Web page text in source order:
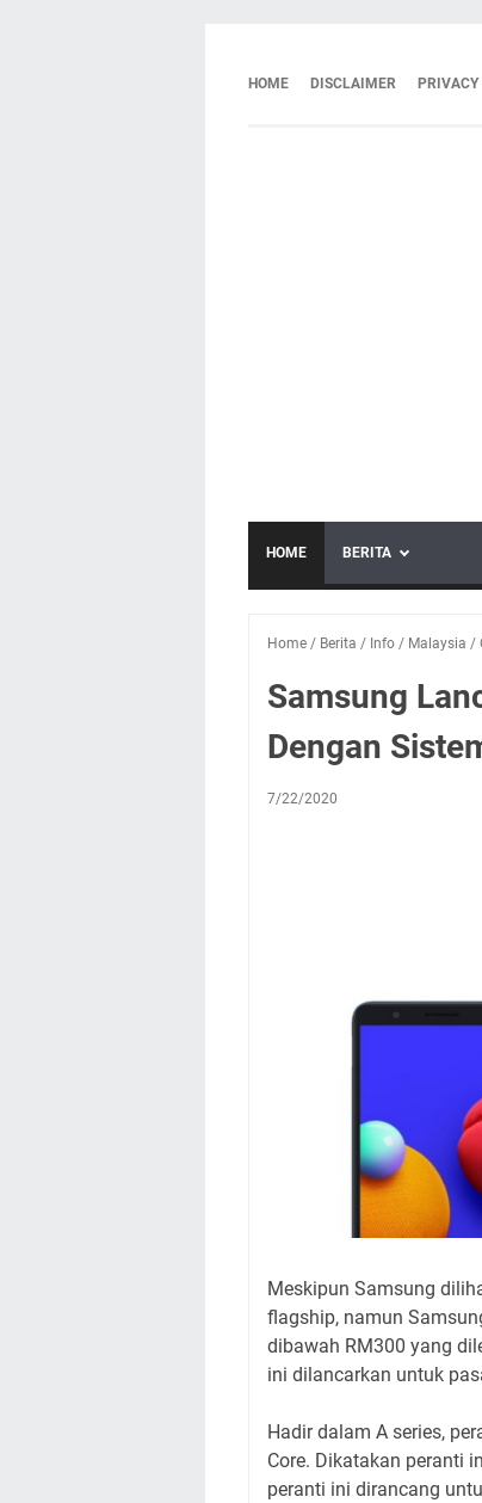
HOME DISCLAIMER PRIVACY
HOME BERITA
Home / Berita / Info / Malaysia /
Samsung
Dengan
7/22/2020
Meskipun Samsung
flagship, namun
dibawah RM300 yang
ini dilancarkan untuk
Hadir dalam A series,
Core. Dikatakan peranti
peranti ini dirancang